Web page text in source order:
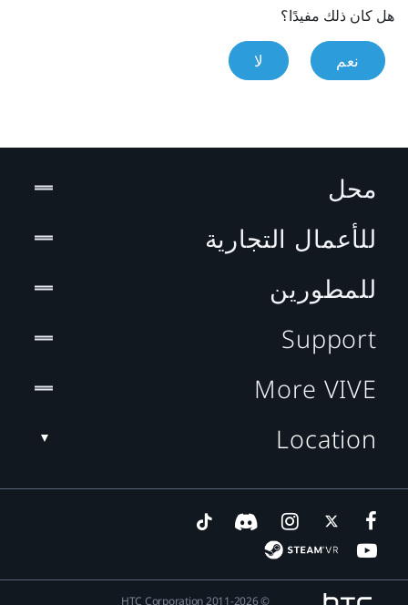
هل كان ذلك مفيدًا؟
نعم لا
محل
للأعمال التجارية
للمطورين
Support
More VIVE
Location
© 2011-2026 HTC Corporation